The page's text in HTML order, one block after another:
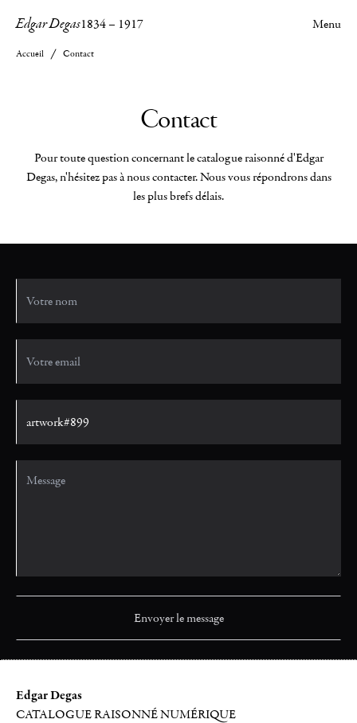
Edgar Degas1834– 1917 Menu
Accueil Contact
Contact
Pour toute question concernant le catalogue raisonné d'Edgar
Degas, n'hésitez pas à nous contacter. Nous vous répondrons dans
les plus brefs délais.
Edgar Degas
CATALOGUE RAISONNÉ NUMÉRIQUE